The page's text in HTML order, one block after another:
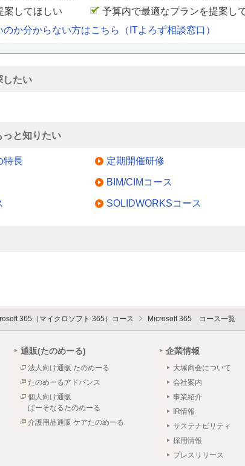
案してほしい
予算内で最適なプランを提案し
か分からない方はこちら（ITよろず相談窓口）
したい
っと知りたい
特長 定期開催研修
BIM/CIMコース
SOLIDWORKSコース
365（マイクロソフト 365）コース Microsoft 365 コース一覧
通販(たのめーる)
法人向け通販 たのめーる
たのめーるアドバンス
個人向け通販
ぱーそなるたのめーる
介護用品通販 ケアたのめーる
企業情報
大塚商会について
会社案内
事業紹介
IR情報
サステナビリティ
採用情報
プレスリリース